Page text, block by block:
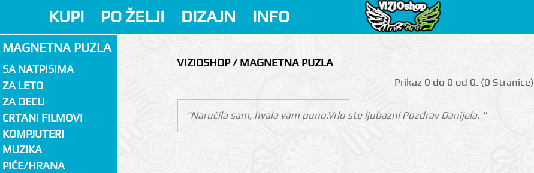
KUPI PO ŽELJI DIZAJN INFO
MAGNETNA PUZLA
SA NATPISIMA
ZA LETO
ZA DECU
CRTANI FILMOVI
KOMPJUTERI
MUZIKA
PIĆE/HRANA
VIZIOSHOP / MAGNETNA PUZLA
Prikаz 0 do 0 оd 0. (0 Strаnicе)
"Naručila sam, hvala vam puno.Vrlo ste ljubazni Pozdrav Danijela. "